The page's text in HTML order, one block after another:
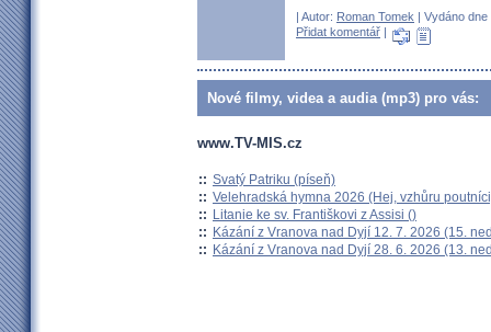
| Autor: Roman Tomek | Vydáno
Přidat komentář |
Nové filmy, videa a audia (mp3) pro vás:
www.TV-MIS.cz
:: Svatý Patriku (píseň)
:: Velehradská hymna 2026 (Hej, vzhůru
:: Litanie ke sv. Františkovi z Assisi ()
:: Kázání z Vranova nad Dyjí 12. 7. 2026 (15.
:: Kázání z Vranova nad Dyjí 28. 6. 2026 (13.